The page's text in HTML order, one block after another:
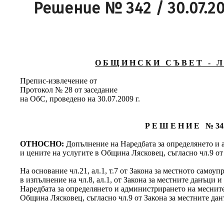
Решение № 342 /
О Б Щ И Н С К И С Ъ В Е Т - Л
Препис-извлечение от
Протокол № 28 от заседание
на ОбС, проведено на 30.07.2009 г.
Р Е Ш Е Н И Е №
ОТНОСНО: Допълнение на Наредбата за определянето
и цените на услугите в Община Лясковец, съгласно чл.9
На основание чл.21, ал.1, т.7 от Закона за местното
в изпълнение на чл.8, ал.1, от Закона за местните данъци
Наредбата за определянето и администрирането на
Община Лясковец, съгласно чл.9 от Закона за местните